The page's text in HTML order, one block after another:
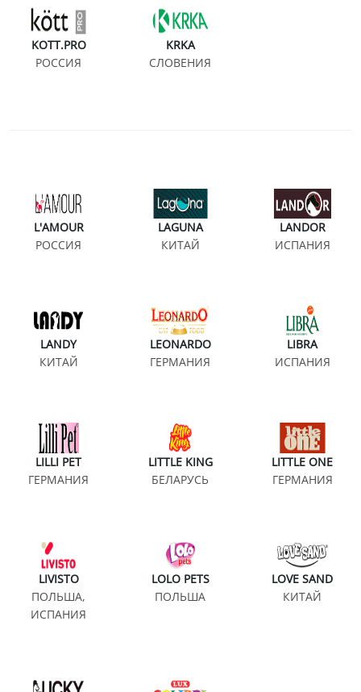
KOTT.PRO
РОССИЯ
KRKA
СЛОВЕНИЯ
L'AMOUR
РОССИЯ
LAGUNA
КИТАЙ
LANDOR
ИСПАНИЯ
LANDY
КИТАЙ
LEONARDO
ГЕРМАНИЯ
LIBRA
ИСПАНИЯ
LILLI PET
ГЕРМАНИЯ
LITTLE KING
БЕЛАРУСЬ
LITTLE ONE
ГЕРМАНИЯ
LIVISTO
ПОЛЬША,
ИСПАНИЯ
LOLO PETS
ПОЛЬША
LOVE SAND
КИТАЙ